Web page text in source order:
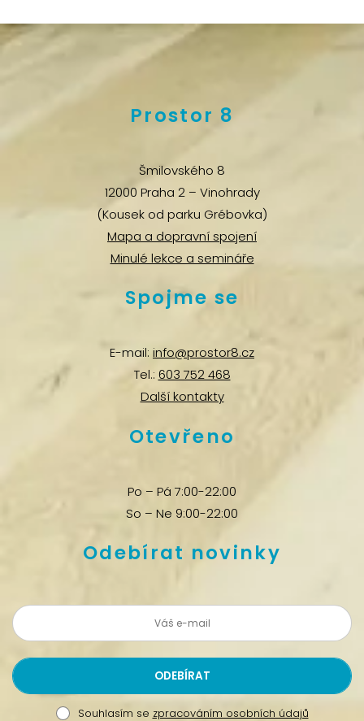
Prostor 8
Šmilovského 8
12000 Praha 2 – Vinohrady
(Kousek od parku Grébovka)
Mapa a dopravní spojení
Minulé lekce a semináře
Spojme se
E-mail: info@prostor8.cz
Tel.: 603 752 468
Další kontakty
Otevřeno
Po – Pá 7:00-22:00
So – Ne 9:00-22:00
Odebírat novinky
Souhlasím se zpracováním osobních údajů